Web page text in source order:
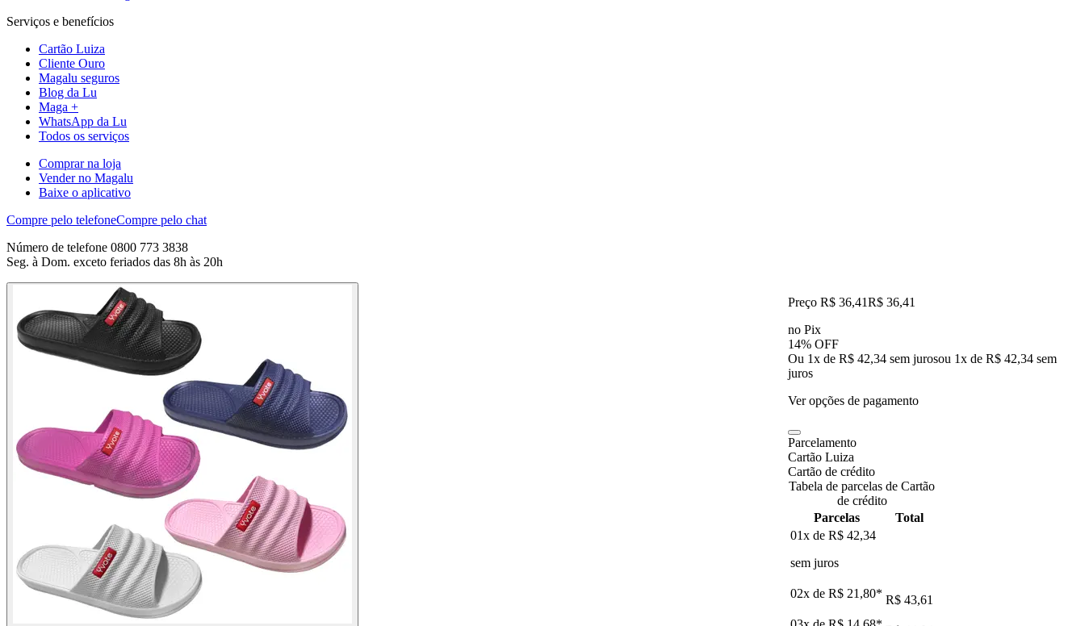
Serviços e benefícios
Cartão Luiza
Cliente Ouro
Magalu seguros
Blog da Lu
Maga +
WhatsApp da Lu
Todos os serviços
Comprar na loja
Vender no Magalu
Baixe o aplicativo
Compre pelo telefoneCompre pelo chat
Número de telefone 0800 773 3838
Seg. à Dom. exceto feriados das 8h às 20h
Preço R$ 36,41R$ 36,41
no Pix
14% OFF
Ou 1x de R$ 42,34 sem jurosou 1x de R$ 42,34 sem
juros
Ver opções de pagamento
Parcelamento
Cartão Luiza
Cartão de crédito
Tabela de parcelas de Cartão
de crédito
Parcelas
Total
01x de R$ 42,34
sem juros
02x de R$ 21,80* R$ 43,61